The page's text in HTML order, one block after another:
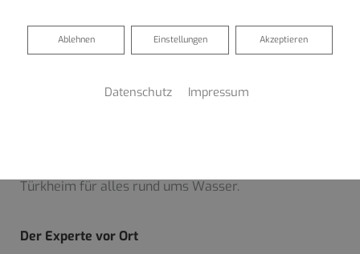
Sanitärplanung und -installation
Ihr Partner für Sanitärinstallation aus
Türkheim für alles rund ums Wasser.
Der Experte vor Ort
Akzeptieren
Einstellungen
Ablehnen
Ablehnen
Datenschutz Impressum